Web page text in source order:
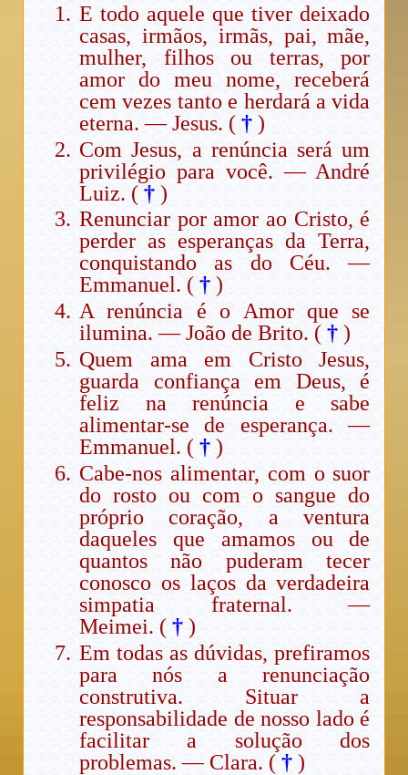
E todo aquele que tiver deixado
casas, irmãos, irmãs, pai, mãe,
mulher, filhos ou terras, por
amor do meu nome, receberá
cem vezes tanto e herdará a vida
eterna. — Jesus. († )
Com Jesus, a renúncia será um
privilégio para você. — André
Luiz. († )
Renunciar por amor ao Cristo, é
perder as esperanças da Terra,
conquistando as do Céu. —
Emmanuel. († )
A renúncia é o Amor que se
ilumina. — João de Brito. († )
Quem ama em Cristo Jesus,
guarda confiança em Deus, é
feliz na renúncia e sabe
alimentar-se de esperança. —
Emmanuel. († )
Cabe-nos alimentar, com o suor
do rosto ou com o sangue do
próprio coração, a ventura
daqueles que amamos ou de
quantos não puderam tecer
conosco os laços da verdadeira
simpatia fraternal. —
Meimei. († )
Em todas as dúvidas, prefiramos
para nós a renunciação
construtiva. Situar a
responsabilidade de nosso lado é
facilitar a solução dos
problemas. — Clara. († )